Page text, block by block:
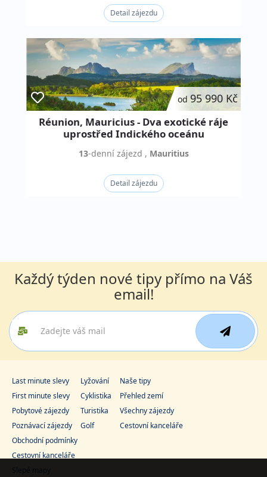
Detail zájezdu
od 95 990 Kč
Réunion, Mauricius - Dva exotické ráje
uprostřed Indického oceánu
13-dennízájezd , Mauritius
Detail zájezdu
Každý týden nové tipy přímo na Váš
email!
Last minute slevy
First minute slevy
Pobytové zájezdy
Poznávací zájezdy
Lyžování
Cyklistika
Turistika
Golf
Naše tipy
Přehled zemí
Všechny zájezdy
Cestovní kanceláře
Obchodní podmínky
Cestovní kanceláře
Slepé mapy